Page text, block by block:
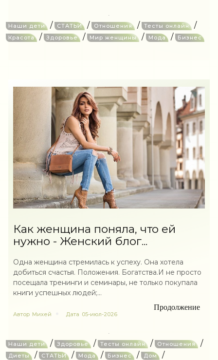
Наши дети / СТАТЬИ / Отношения / Тесты онлайн /
Красота / Здоровье / Мир женщины / Мода / Бизнес
Как женщина поняла, что ей
нужно - Женский блог...
Одна женщина стремилась к успеху. Она хотела
добиться счастья. Положения. Богатства.И не просто
посещала тренинги и семинары, не только покупала
книги успешных людей;...
Продолжение
Автор Михей Дата 05-июл-2026
Наши дети / Здоровье / Тесты онлайн / Отношения /
Диеты / СТАТЬИ / Мода / Бизнес / Дом /